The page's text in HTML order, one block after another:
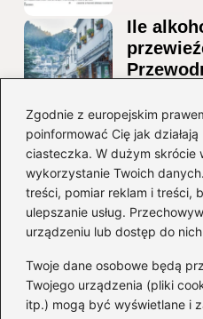
Zgodnie z europejskim
poinformować Cię jak
ciasteczka. W dużym skrócie
wykorzystanie Twoich
treści, pomiar reklam i treści,
ulepszanie usług.
urządzeniu lub dostęp do
Twoje dane osobowe będą
Twojego urządzenia (pliki
itp.) mogą być wyświetlane i
Ile
Ile
Czech?
Ciekawostki(8)
Kultura i tradycje(10)